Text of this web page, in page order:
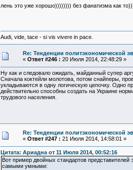
лень это уже хорошо)))))))) без фанатизма как
Audi, vide, tace - si vis vivere in pace.
Re: Тенденции политэкономической
« Ответ #246 : 20 Июля 2014, 22:48:29 »
Ну как и следовало ожидать, майданный супер
Сначала коктейли молотова, потом снайперы,
укладываются в одну логическую цепочку. Одно
действительно способны создать на Украине
трудового населения.
Re: Тенденции политэкономической
« Ответ #247 : 21 Июля 2014, 14:58:01 »
Цитата: Ариадна от 11 Июля 2014, 00:52:16
Вот пример двойных стандартов
самыми умными: